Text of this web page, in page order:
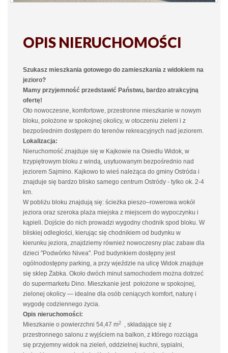
OPIS NIERUCHOMOŚCI
Szukasz mieszkania gotowego do zamieszkania z widokiem na
jezioro?
Mamy przyjemność przedstawić Państwu, bardzo atrakcyjną
ofertę!
Oto nowoczesne, komfortowe, przestronne mieszkanie w nowym
bloku, położone w spokojnej okolicy, w otoczeniu zieleni i z
bezpośrednim dostępem do terenów rekreacyjnych nad jeziorem.
Lokalizacja:
Nieruchomość znajduje się w Kajkowie na Osiedlu Widok, w
trzypiętrowym bloku z windą, usytuowanym bezpośrednio nad
jeziorem Sajmino. Kajkowo to wieś należąca do gminy Ostróda i
znajduje się bardzo blisko samego centrum Ostródy - tylko ok. 2-4
km.
W pobliżu bloku znajdują się: ścieżka pieszo–rowerowa wokół
jeziora oraz szeroka plaża miejska z miejscem do wypoczynku i
kąpieli. Dojście do nich prowadzi wygodny chodnik spod bloku. W
bliskiej odległości, kierując się chodnikiem od budynku w
kierunku jeziora, znajdziemy również nowoczesny plac zabaw dla
dzieci "Podwórko Nivea". Pod budynkiem dostępny jest
ogólnodostępny parking, a przy wjeździe na ulicę Widok znajduje
się sklep Żabka. Około dwóch minut samochodem można dotrzeć
do supermarketu Dino. Mieszkanie jest położone w spokojnej,
zielonej okolicy — idealne dla osób ceniących komfort, naturę i
wygodę codziennego życia.
Opis nieruchomości:
Mieszkanie o powierzchni 54,47 m2 , składające się z
przestronnego salonu z wyjściem na balkon, z którego rozciąga
się przyjemny widok na zieleń, oddzielnej kuchni, sypialni,